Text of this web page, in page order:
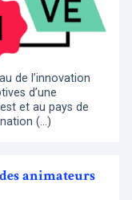
de l’innovation
d’une
et au pays de
(…)
animateurs